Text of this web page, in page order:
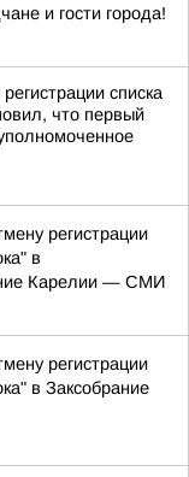
и гости города!
списка
что первый
регистрации
в
Карелии — СМИ
регистрации
в Заксобрание